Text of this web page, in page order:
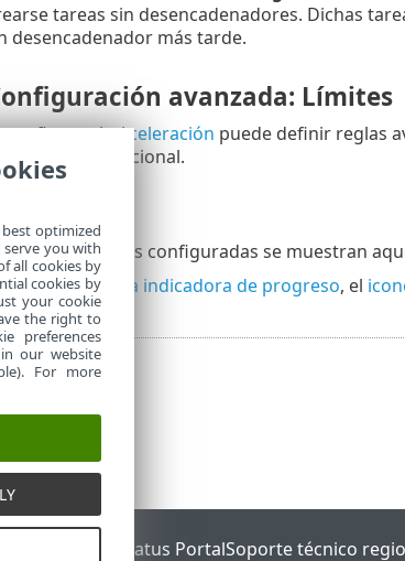
tareas sin desencadenadores. Dichas
desencadenador más tarde.
avanzada: Límites
configurar laAceleración puede definir reglas
es opcional.
las opciones configuradas se muestran
ver labarra indicadora de progreso, el
ESET Status PortalSoporte técnico
optimized
serve you with
all cookies by
cookies by
your cookie
the right to
preferences
our website
For more